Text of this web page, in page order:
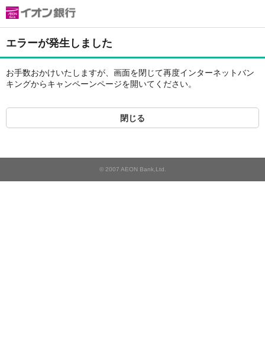
エラーが発生しました
お手数おかけいたしますが、画面を閉じて再度インターネットバン
キングからキャンペーンページを開いてください。
閉じる
© 2007 AEON Bank,Ltd.